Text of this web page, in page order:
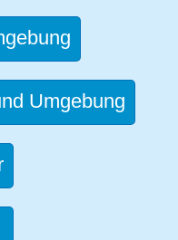
Umgebung